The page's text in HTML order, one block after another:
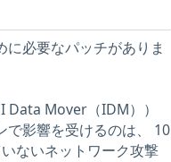
必要なパッチがありま
Data Mover（IDM））
で影響を受けるのは、 10
ないネットワーク攻撃